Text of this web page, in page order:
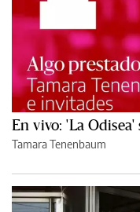
En vivo: 'La
Tamara Tenenbaum